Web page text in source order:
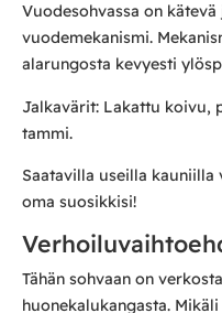
Vuodesohvassa on
vuodemekanismi.
alarungosta kevyesti
Jalkavärit: Lakattu koivu,
tammi.
Saatavilla useilla
oma suosikkisi!
Tähän sohvaan on
huonekalukangasta.